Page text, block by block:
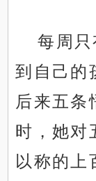
每周
到自己的
后来五条
时，她对
以称的上